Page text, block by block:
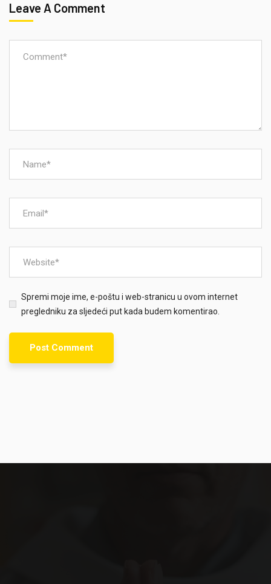
Leave A Comment
Spremi moje ime, e-poštu i web-stranicu u ovom internet
pregledniku za sljedeći put kada budem komentirao.